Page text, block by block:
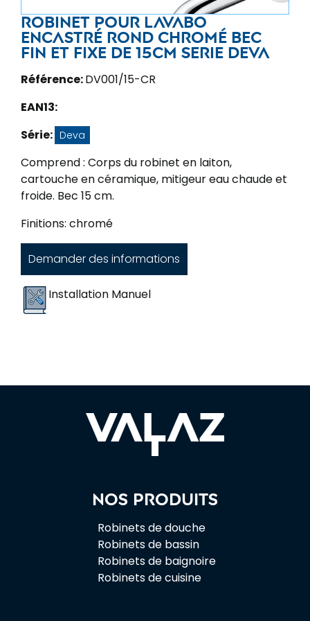
Robinet pour lavabo
encastré rond chromé bec
fin et fixe de 15cm Serie Deva
Référence:DV001/15-CR
EAN13:
Série: Deva
Comprend : Corps du robinet en laiton,
cartouche en céramique, mitigeur eau chaude et
froide. Bec 15 cm.
Finitions: chromé
Demander des informations
Installation Manuel
Nos produits
Robinets de douche
Robinets de bassin
Robinets de baignoire
Robinets de cuisine